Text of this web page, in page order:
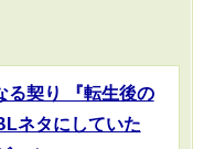
る契り 『転生後の
ネタにしていた